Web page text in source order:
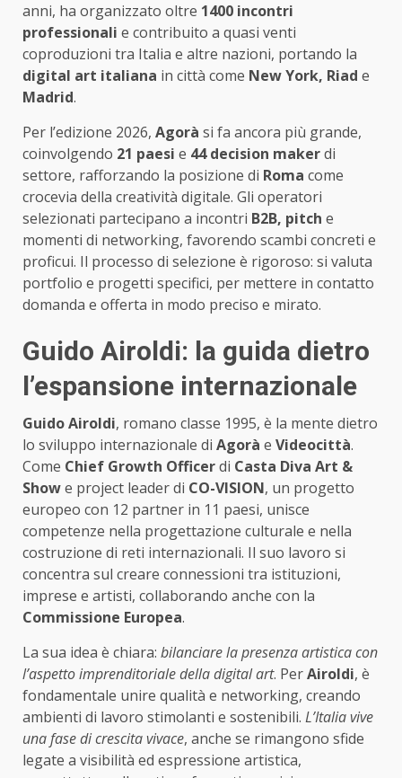
anni, ha organizzato oltre 1400 incontri
professionali e contribuito a quasi venti
coproduzioni tra Italia e altre nazioni, portando la
digital art italiana in città come New York, Riad e
Madrid.
Per l’edizione 2026, Agorà si fa ancora più grande,
coinvolgendo 21 paesi e 44 decision makerdi
settore, rafforzando la posizione di Roma come
crocevia della creatività digitale. Gli operatori
selezionati partecipano a incontri B2B, pitch e
momenti di networking, favorendo scambi concreti e
proficui. Il processo di selezione è rigoroso: si valuta
portfolio e progetti specifici, per mettere in contatto
domanda e offerta in modo preciso e mirato.
Guido Airoldi: la guida dietro
l’espansione internazionale
Guido Airoldi, romano classe 1995, è la mente dietro
lo sviluppo internazionale di Agorà e Videocittà.
Come Chief Growth Officerdi Casta Diva Art &
Showe project leader di CO-VISION, un progetto
europeo con 12 partner in 11 paesi, unisce
competenze nella progettazione culturale e nella
costruzione di reti internazionali. Il suo lavoro si
concentra sul creare connessioni tra istituzioni,
imprese e artisti, collaborando anche con la
Commissione Europea.
La sua idea è chiara: bilanciare la presenza artistica con
l’aspetto imprenditoriale della digital art. PerAiroldi, è
fondamentale unire qualità e networking, creando
ambienti di lavoro stimolanti e sostenibili. L’Italia vive
una fase di crescita vivace, anche se rimangono sfide
legate a visibilità ed espressione artistica,